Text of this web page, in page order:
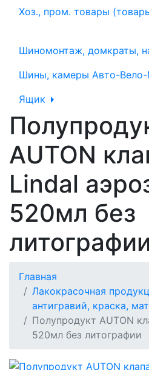
Хоз., пром. товары
Шиномонтаж, домкраты,
Шины, камеры Авто-
Ящик
AUTON
Lindal
520мл без
Главная
Лакокрасочная
антигравий, краска,
Полупродукт AUTON
520мл без литографии